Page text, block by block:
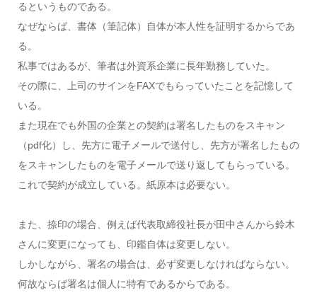
るというものである。
なぜならば、書体（筆記体）自体が本人性を証明するからであ
る。
私事ではあるが、筆者は外資系企業に長年勤務していた。
その際に、上司のサインをFAXでもらっていたことを記憶して
いる。
また現在でも外国の企業との契約は署名したものをスキャン
（pdf化）し、先方に電子メールで送付し、先方が署名したもの
をスキャンしたものを電子メールで送り返してもらっている。
これで契約が成立している。紙原本は必要ない。
また、捺印の場合、例えば代表取締役社長が田中さんから鈴木
さんに変更になっても、印鑑自体は変更しない。
しかしながら、署名の場合は、必ず変更しなければならない。
何故ならば署名は個人に特有であるからである。